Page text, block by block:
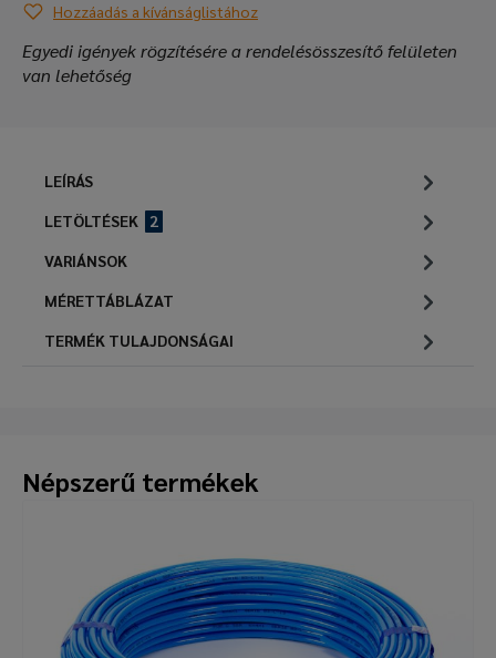
Hozzáadás a kívánságlistához
Egyedi igények rögzítésére a rendelésösszesítő felületen
van lehetőség
LEÍRÁS
LETÖLTÉSEK
2
VARIÁNSOK
MÉRETTÁBLÁZAT
TERMÉK TULAJDONSÁGAI
Népszerű termékek